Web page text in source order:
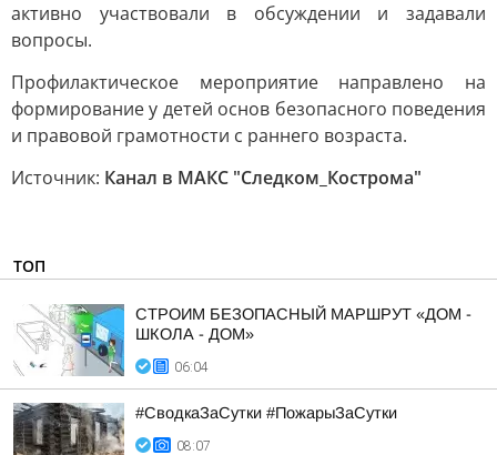
активно участвовали в обсуждении и задавали
вопросы.
Профилактическое мероприятие направлено на
формирование у детей основ безопасного поведения
и правовой грамотности с раннего возраста.
Источник: Канал в МАКС "Следком_Кострома"
ТОП
СТРОИМ БЕЗОПАСНЫЙ МАРШРУТ «ДОМ -
ШКОЛА - ДОМ»
06:04
#СводкаЗаСутки #ПожарыЗаСутки
08:07